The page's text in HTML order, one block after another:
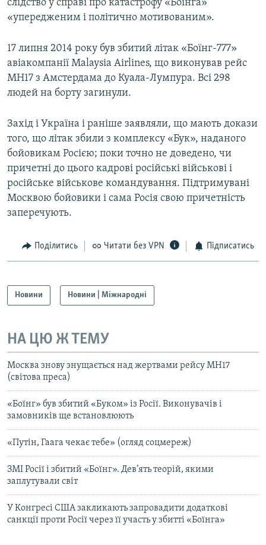
слідство у справі про катастрофу «Боїнга»
«упередженим і політично мотивованим».
17 липня 2014 року був збитий літак «Боїнг-777»
авіакомпанії Malaysia Airlines, що виконував рейс
MH17 з Амстердама до Куала-Лумпура. Всі 298
людей на борту загинули.
Захід і Україна і раніше заявляли, що мають докази
того, що літак збили з комплексу «Бук», наданого
бойовикам Росією; поки точно не доведено, чи
причетні до цього кадрові російські військові і
російське військове командування. Підтримувані
Москвою бойовики і сама Росія свою причетність
заперечують.
Поділитись Читати без VPN Підписатись
Новини Новини | Міжнародні
НА ЦЮ Ж ТЕМУ
Москва знову знущається над жертвами рейсу МН17
(світова преса)
«Боїнг» був збитий «Буком» із Росії. Виконувачів і
замовників ще встановлюють
«Путін, Гаага чекає тебе» (огляд соцмереж)
ЗМІ Росії і збитий «Боїнг». Дев’ять теорій, якими
заплутували світ
У Конгресі США закликають запровадити додаткові
санкції проти Росії через її участь у збитті «Боїнга»